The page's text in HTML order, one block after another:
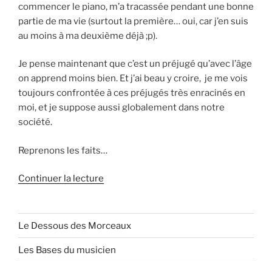
piano? »
commencer le piano, m’a tracassée pendant une bonne
partie de ma vie (surtout la première… oui, car j’en suis
au moins à ma deuxième déjà ;p).
Je pense maintenant que c’est un préjugé qu’avec l’âge
on apprend moins bien. Et j’ai beau y croire, je me vois
toujours confrontée à ces préjugés très enracinés en
moi, et je suppose aussi globalement dans notre
société.
Reprenons les faits…
Continuer la lecture
t-
il
un
Le Dessous des Morceaux
Les Bases du musicien